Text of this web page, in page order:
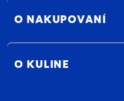
O NAKUPOVANÍ
O KULINE